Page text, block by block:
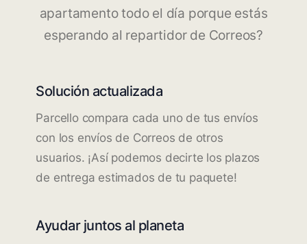
apartamento todo el día porque estás
esperando al repartidor de Correos?
Solución actualizada
Parcello compara cada uno de tus envíos
con los envíos de Correos de otros
usuarios. ¡Así podemos decirte los plazos
de entrega estimados de tu paquete!
Ayudar juntos al planeta